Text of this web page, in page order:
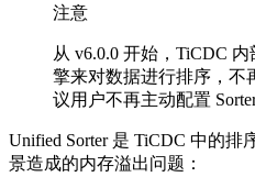
注意
从 v6.0.0 开始，TiCDC 内
擎来对数据进行排序，不
议用户不再主动配置 Sorter
Unified Sorter 是 TiCDC 中的
景造成的内存溢出问题：